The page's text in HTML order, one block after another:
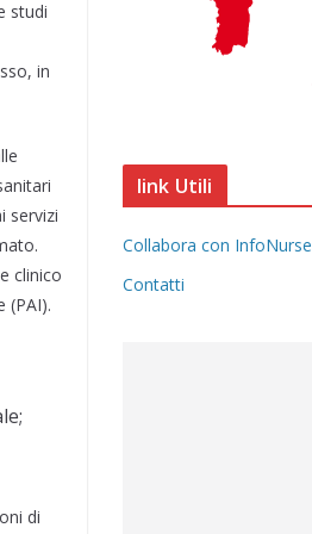
studi
in
servizi
clinico
(PAI).
di
link Utili
Collabora con InfoNurse
Contatti